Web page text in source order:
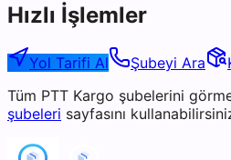
Hızlı İşlemler
Yol Tarifi Al Şubeyi Ara
Tüm PTT Kargo şubelerini
şubeleri sayfasını